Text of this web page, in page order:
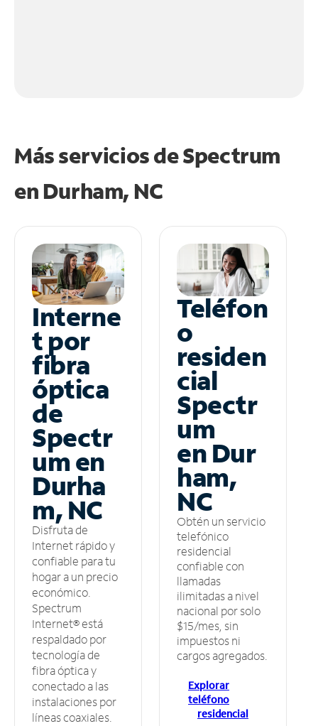
Más servicios de Spectrum
en Durham, NC
Interne
t por
fibra
óptica
de
Spectr
um en
Durha
m, NC
Disfruta de
Internet rápido y
confiable para tu
hogar a un precio
económico.
Spectrum
Internet® está
respaldado por
tecnología de
fibra óptica y
conectado a las
instalaciones por
líneas coaxiales.
Teléfon
o
residen
cial
Spectr
um
en Dur
ham,
NC
Obtén un servicio
telefónico
residencial
confiable con
llamadas
ilimitadas a nivel
nacional por solo
$15/mes, sin
impuestos ni
cargos agregados.
Explorar
teléfono
residencial